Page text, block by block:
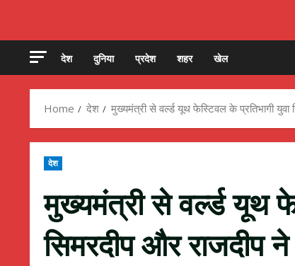
देश दुनिया प्रदेश शहर खेल
Home देश मुख्यमंत्री से वर्ल्ड यूथ फेस्टिवल के प्रतिभागी
देश
मुख्यमंत्री से वर्ल्ड यूथ
सिमरदीप और राजदीप